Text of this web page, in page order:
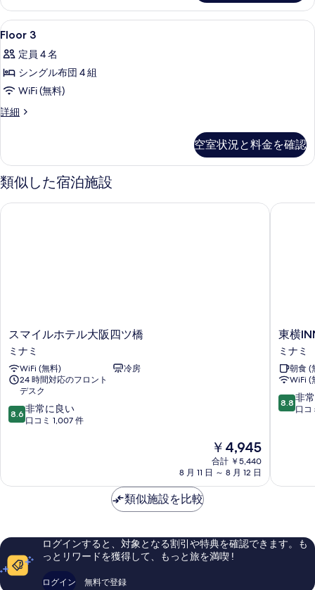
真
を
表
示
す
る
細
Floor
3
の
す
べ
て
真
を
表
50
Floor 3
定員 4 名
シングル布団 4 組
WiFi (無料)
詳細
Floor
細
空室状況と料金を確認
類似した宿泊施設
ス
マ
イ
ル
ホ
ル
大
ミ
スマイルホテル大阪四ツ橋
ミナミ
WiFi (無料)
冷房
24 時間対応のフロント
デスク
10
段
常
ミ
1,007
8.6 非常に良い
口コミ 1,007 件
現
在
の
￥4,945
合計 ￥5,440
8 月 11 日 ～ 8 月 12 日
スマイルホテル大阪四ツ橋
東
横
INN
大
阪
日
本
前
東横
ミナミ
朝食 (
WiFi (
10
段
に
コ
ミ
8.8 非
口コ
東横
類似施設を比較
ログインすると、対象となる割引や特典を確認できます。も
っとリワードを獲得して、もっと旅を満喫 !
ログイン 無料で登録